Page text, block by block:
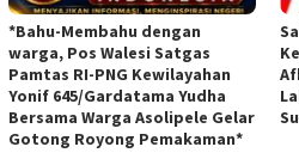
*Bahu-Membahu dengan
warga, Pos Walesi Satgas
Pamtas RI-PNG Kewilayahan
Yonif 645/Gardatama Yudha
Bersama Warga Asolipele Gelar
Gotong Royong Pemakaman*